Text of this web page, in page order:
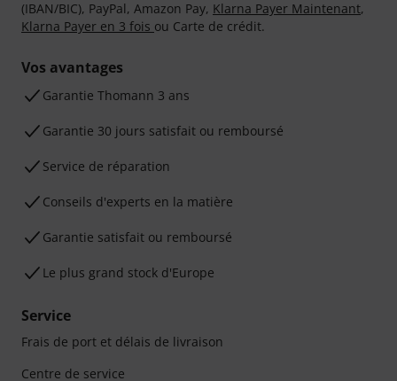
(IBAN/BIC), PayPal, Amazon Pay, Klarna Payer Maintenant,
Klarna Payer en 3 fois ou Carte de crédit.
Vos avantages
Ga­ran­tie Thomann 3 ans
Garantie 30 jours satisfait ou remboursé
Service de réparation
Conseils d'experts en la matière
Garantie satisfait ou remboursé
Le plus grand stock d'Europe
Service
Frais de port et délais de livraison
Centre de service